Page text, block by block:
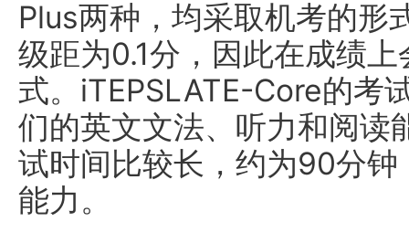
Plus两种，均采取机考的
级距为0.1分，因此在成绩
式。iTEPSLATE-Core的考
们的英文文法、听力和阅读
试时间比较长，约为90分
能力。